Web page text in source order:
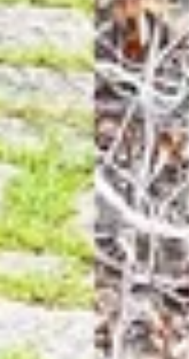
單，旨在表彰、定義及慶祝優良設計的卓越成
就。 今年的主題「設計向善」（Design for
Better）強調設計在塑造更平衡、包容及可持續
發展的世界中扮演的重要角色。從重新構想產
與服務，到重塑城市與系統，該獎項展示設計
何為人類、地球及繁榮帶來積極改變。 在眾多
獎作品中， 四合一智能暖毯咕𠱸 ：可轉換、便
攜式溫暖榮獲產品設計類別的澳洲國際優良設
獎殊榮。 項目名稱 ： 四合一智能暖毯咕𠱸 ：
轉換、便攜式溫暖 由KnitWarm設計，4合1溫暖
毯枕是一款創新的無線加熱毯，可靈活轉換為
枕、座椅安全帶墊、坐墊或毯子等多種形態。
用智能紡織技術，並以回收PET瓶及布料碎片製
成，提供便攜式溫暖，特別適合輪椅使用者等
殊需求群體，兼具可持續性與舒適性。其創新
計已申請專利保護，樹立了包容與環保舒適的
標杆。 設計地 ：澳洲 設計團隊